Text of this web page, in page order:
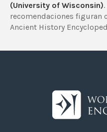
(University of Wisconsin)
recomendaciones figuran
Ancient History